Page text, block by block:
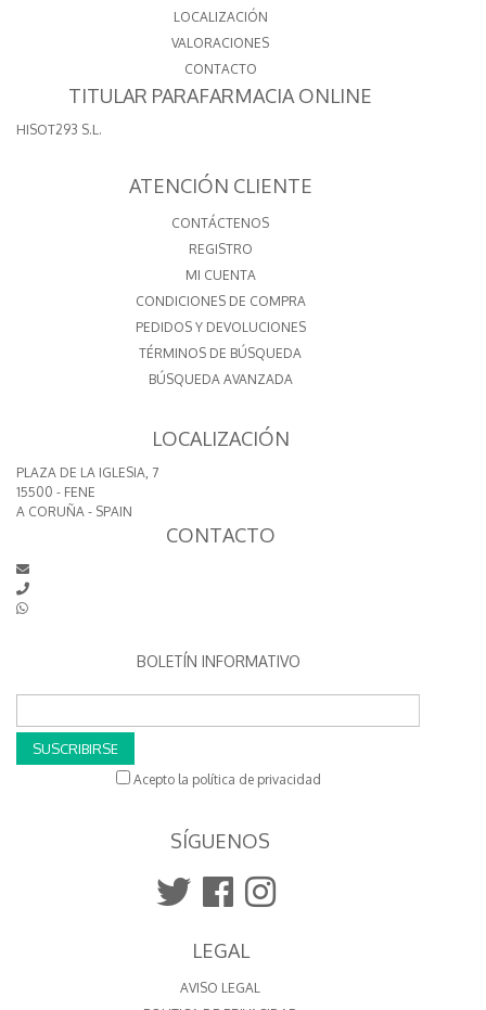
LOCALIZACIÓN
VALORACIONES
CONTACTO
TITULAR PARAFARMACIA ONLINE
HISOT293 S.L.
ATENCIÓN CLIENTE
CONTÁCTENOS
REGISTRO
MI CUENTA
CONDICIONES DE COMPRA
PEDIDOS Y DEVOLUCIONES
TÉRMINOS DE BÚSQUEDA
BÚSQUEDA AVANZADA
LOCALIZACIÓN
PLAZA DE LA IGLESIA, 7
15500 - FENE
A CORUÑA - SPAIN
CONTACTO
BOLETÍN INFORMATIVO
SUSCRIBIRSE
Acepto la política de privacidad
SÍGUENOS
LEGAL
AVISO LEGAL